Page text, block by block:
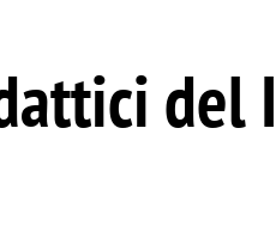
del I